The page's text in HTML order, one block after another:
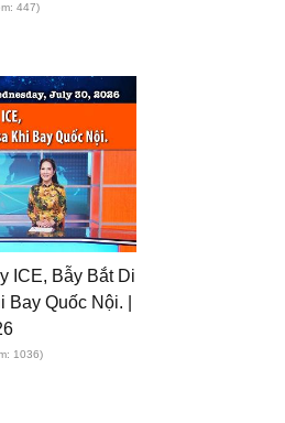
447)
ICE, Bẫy Bắt Di
Quốc Nội. |
1036)